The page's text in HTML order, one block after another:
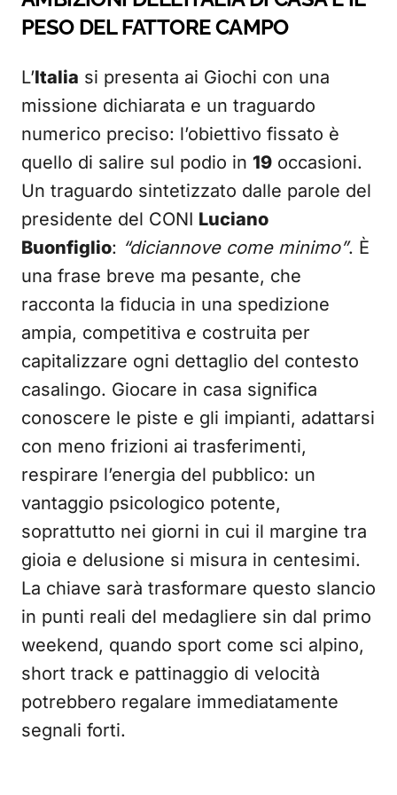
PESO DEL FATTORE CAMPO
L’Italia si presenta ai Giochi con una
missione dichiarata e un traguardo
numerico preciso: l’obiettivo fissato è
quello di salire sul podio in 19 occasioni.
Un traguardo sintetizzato dalle parole del
presidente del CONI Luciano
Buonfiglio: “diciannove come minimo”. È
una frase breve ma pesante, che
racconta la fiducia in una spedizione
ampia, competitiva e costruita per
capitalizzare ogni dettaglio del contesto
casalingo. Giocare in casa significa
conoscere le piste e gli impianti, adattarsi
con meno frizioni ai trasferimenti,
respirare l’energia del pubblico: un
vantaggio psicologico potente,
soprattutto nei giorni in cui il margine tra
gioia e delusione si misura in centesimi.
La chiave sarà trasformare questo slancio
in punti reali del medagliere sin dal primo
weekend, quando sport come sci alpino,
short track e pattinaggio di velocità
potrebbero regalare immediatamente
segnali forti.